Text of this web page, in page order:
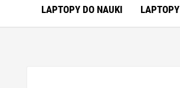
LAPTOPY DO NAUKI LAPTOPY